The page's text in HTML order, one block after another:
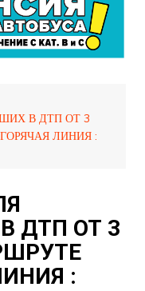
В ДТП ОТ 3
ЛИНИЯ :
ДТП ОТ 3
: